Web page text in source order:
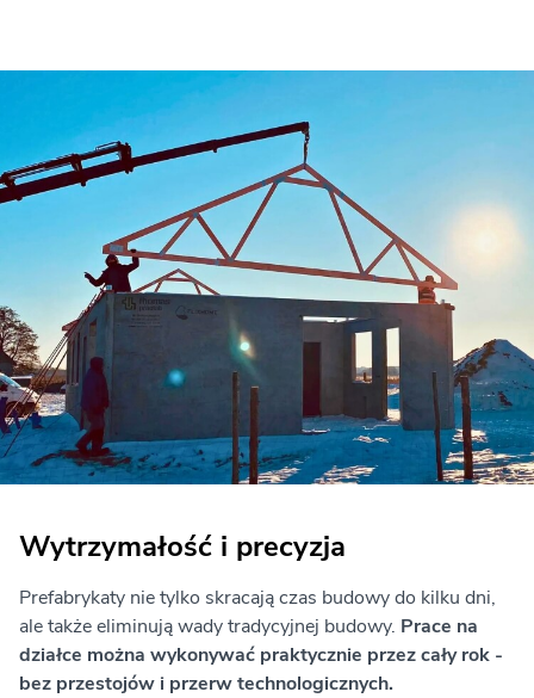
Wytrzymałość i precyzja
Prefabrykaty nie tylko skracają czas budowy do kilku dni,
ale także eliminują wady tradycyjnej budowy. Prace na
działce można wykonywać praktycznie przez cały rok -
bez przestojów i przerw technologicznych.